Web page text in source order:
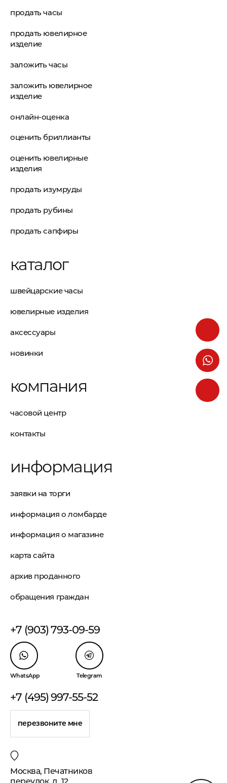
продать часы
продать ювелирное
изделие
заложить часы
заложить ювелирное
изделие
онлайн-оценка
оценить бриллианты
оценить ювелирные
изделия
продать изумруды
продать рубины
продать сапфиры
каталог
швейцарские часы
ювелирные изделия
аксессуары
новинки
компания
часовой центр
контакты
информация
заявки на торги
информация о ломбарде
информация о магазине
карта сайта
архив проданного
обращения граждан
+7 (903) 793-09-59
WhatsApp Telegram
+7 (495) 997-55-52
перезвоните мне
Москва, Печатников